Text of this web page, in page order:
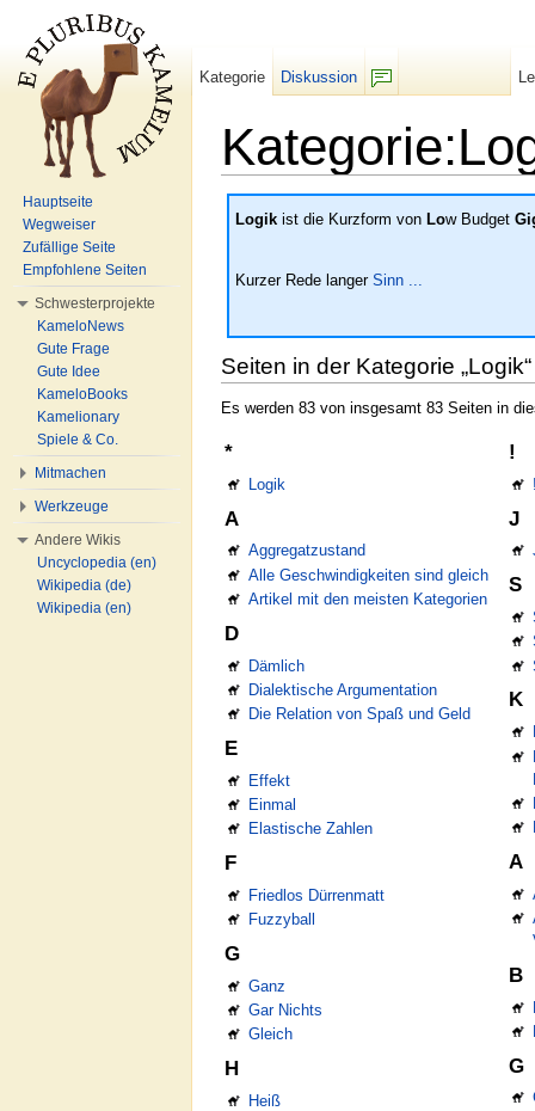
Logik ist die Kurzform von Low Budget
Kurzer Rede langer Sinn
Seiten in der Kategorie „Logik“
Es werden 83 von insgesamt 83 Seiten in
*
Logik
A
Aggregatzustand
Alle Geschwindigkeiten sind gleich
Artikel mit den meisten Kategorien
D
Dämlich
Dialektische Argumentation
Die Relation von Spaß und Geld
E
Effekt
Einmal
Elastische Zahlen
F
Friedlos Dürrenmatt
Fuzzyball
G
Ganz
Gar Nichts
Gleich
H
Heiß
!
J
S
K
A
B
G
Kategorie
Diskussion
Hauptseite
Wegweiser
Zufällige Seite
Empfohlene Seiten
Schwesterprojekte
KameloNews
Gute Frage
Gute Idee
KameloBooks
Kamelionary
Spiele & Co.
Mitmachen
Werkzeuge
Andere Wikis
Uncyclopedia (en)
Wikipedia (de)
Wikipedia (en)